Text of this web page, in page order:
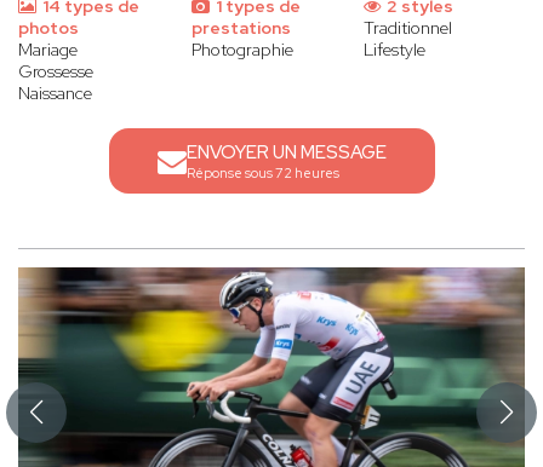
14 types de
photos
Mariage
Grossesse
Naissance
1 types de
prestations
Photographie
2 styles
Traditionnel
Lifestyle
ENVOYER UN MESSAGE
Réponse sous 72 heures